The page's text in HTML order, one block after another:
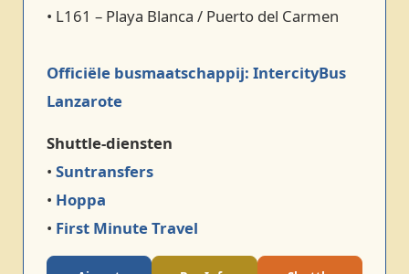
• L161 – Playa Blanca / Puerto del Carmen
Officiële busmaatschappij: IntercityBus
Lanzarote
Shuttle‑diensten
• Suntransfers
• Hoppa
• First Minute Travel